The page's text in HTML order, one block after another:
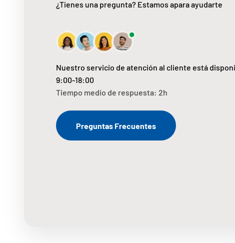
¿Tienes una pregunta? Estamos apara ayudarte
Nuestro servicio de atención al cliente está
9:00-18:00
Tiempo medio de respuesta: 2h
Preguntas Frecuentes